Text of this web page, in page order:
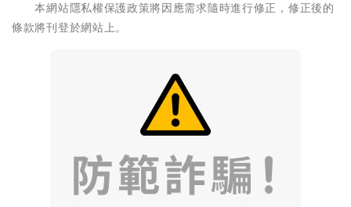
本網站隱私權保護政策將因應需求隨時進行修正，修正後的
條款將刊登於網站上。